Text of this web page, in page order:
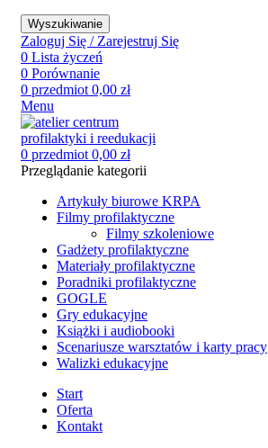
Wyszukiwanie
Zaloguj Się / Zarejestruj Się
0 Lista życzeń
0 Porównanie
0 przedmiot 0,00 zł
Menu
0 przedmiot 0,00 zł
Przeglądanie kategorii
Artykuły biurowe KRPA
Filmy profilaktyczne
Filmy szkoleniowe
Gadżety profilaktyczne
Materiały profilaktyczne
Poradniki profilaktyczne
GOGLE
Gry edukacyjne
Książki i audiobooki
Scenariusze warsztatów i karty pracy
Walizki edukacyjne
Start
Oferta
Kontakt